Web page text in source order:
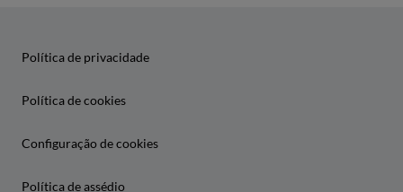
Política de privacidade
Política de cookies
Configuração de cookies
Política de assédio